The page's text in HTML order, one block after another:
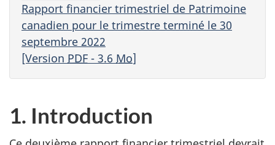
Rapport financier trimestriel de Patrimoine
canadien pour le trimestre terminé le 30
septembre 2022
[Version PDF - 3.6 Mo]
1. Introduction